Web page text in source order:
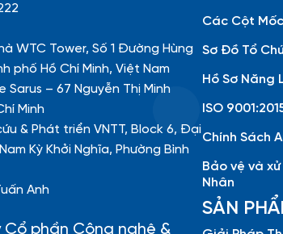
WTC Tower, Số 1 Đường Hùng
phố Hồ Chí Minh, Việt Nam
Sarus – 67 Nguyễn Thị Minh
Minh
& Phát triển VNTT, Block 6, Đại
Kỳ Khởi Nghĩa, Phường Bình
Anh
phần Công nghệ &
Các Cột
Sơ Đồ Tổ
Hồ Sơ Năng
ISO
Chính Sách
Bảo vệ và
Nhân
SẢN